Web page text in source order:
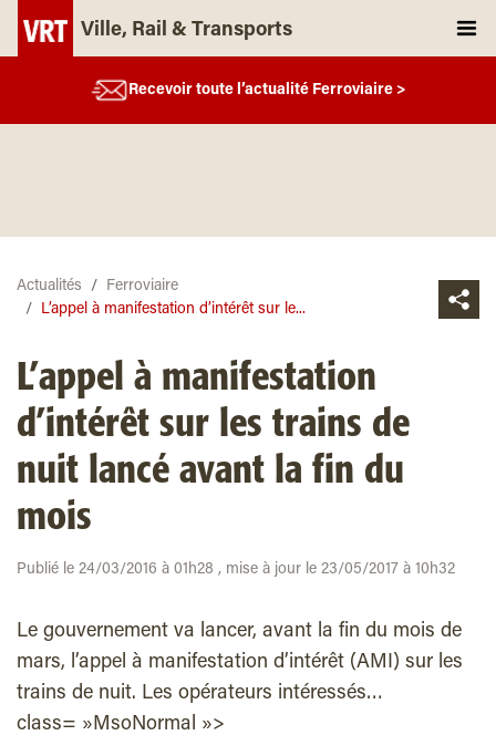
Ville, Rail & Transports
Recevoir toute l’actualité Ferroviaire >
Actualités
Ferroviaire
L’appel à manifestation d’intérêt sur le...
L’appel à manifestation
d’intérêt sur les trains de
nuit lancé avant la fin du
mois
Publié le 24/03/2016 à 01h28 , mise à jour le 23/05/2017 à 10h32
Le gouvernement va lancer, avant la fin du mois de
mars, l’appel à manifestation d’intérêt (AMI) sur les
trains de nuit. Les opérateurs intéressés…
class= »MsoNormal »>